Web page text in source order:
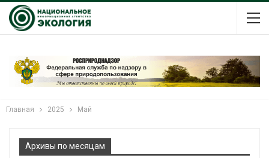
Главная 2025 Май
Архивы по месяцам